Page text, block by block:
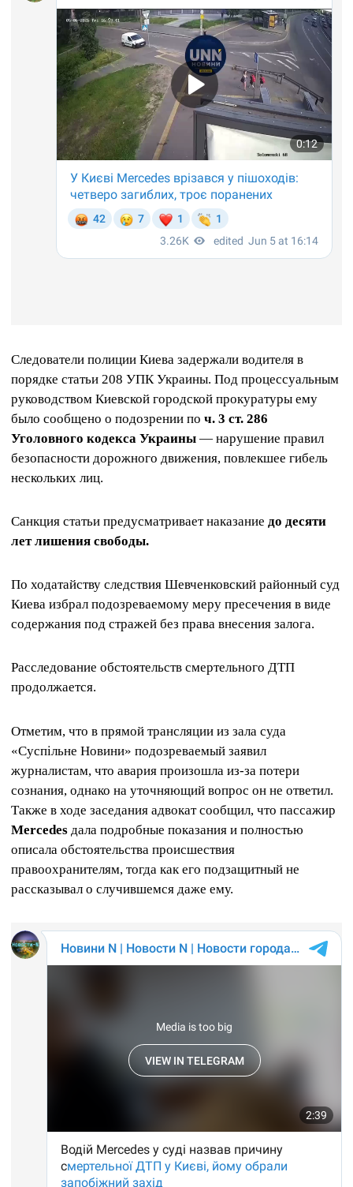
Следователи полиции Киева задержали водителя в
порядке статьи 208 УПК Украины. Под процессуальным
руководством Киевской городской прокуратуры ему
было сообщено о подозрении по ч. 3 ст. 286
Уголовного кодекса Украины — нарушение правил
безопасности дорожного движения, повлекшее гибель
нескольких лиц.
Санкция статьи предусматривает наказание до десяти
лет лишения свободы.
По ходатайству следствия Шевченковский районный суд
Киева избрал подозреваемому меру пресечения в виде
содержания под стражей без права внесения залога.
Расследование обстоятельств смертельного ДТП
продолжается.
Отметим, что в прямой трансляции из зала суда
«Суспільне Новини» подозреваемый заявил
журналистам, что авария произошла из-за потери
сознания, однако на уточняющий вопрос он не ответил.
Также в ходе заседания адвокат сообщил, что пассажир
Mercedes дала подробные показания и полностью
описала обстоятельства происшествия
правоохранителям, тогда как его подзащитный не
рассказывал о случившемся даже ему.